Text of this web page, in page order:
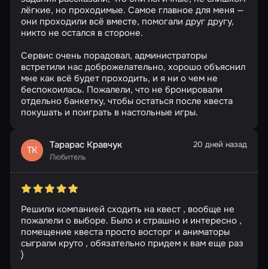
лёгкие, но проходимые. Самое главное для меня —
они проходили всё вместе, помогали друг другу,
никто не остался в стороне.
Сервис очень порадовал, администраторы
встретили нас доброжелательно, хорошо объяснил
мне как всё будет проходить, и я ни о чем не
беспокоилась. Пожалели, что не бронировали
отдельно банкетку, чтобы остаться после квеста
покушать и поиграть в настольные игры.
ТК Тарарас Кравчук
Любитель
20 дней назад
Решили компанией сходить на квест , вообще не
пожалели о выборе. Было и страшно и интересно ,
помещение квеста просто восторг и аниматоры
сыграли круто , обязательно придем к вам еще раз
)